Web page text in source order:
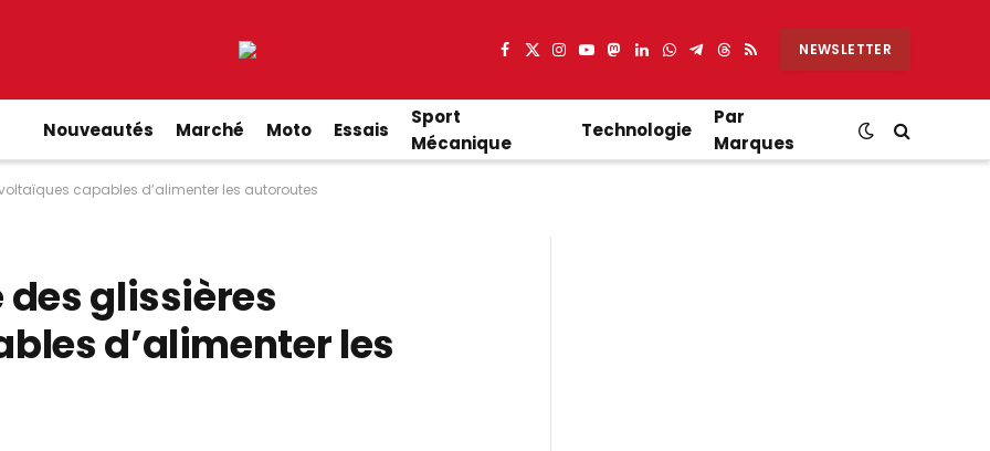
Facebook
X
Instagram
YouTube
Mastodon
LinkedIn
WhatsApp
Partager
Telegram
Threads
RSS NEWSLETTER
Nouveautés Marché Moto Essais
Sport
Mécanique
Technologie
Par
Marques
capables d’alimenter les autoroutes
des glissières
d’alimenter les